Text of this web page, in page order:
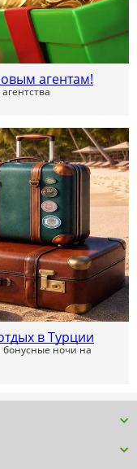
агентам!
в Турции
бонусные ночи на